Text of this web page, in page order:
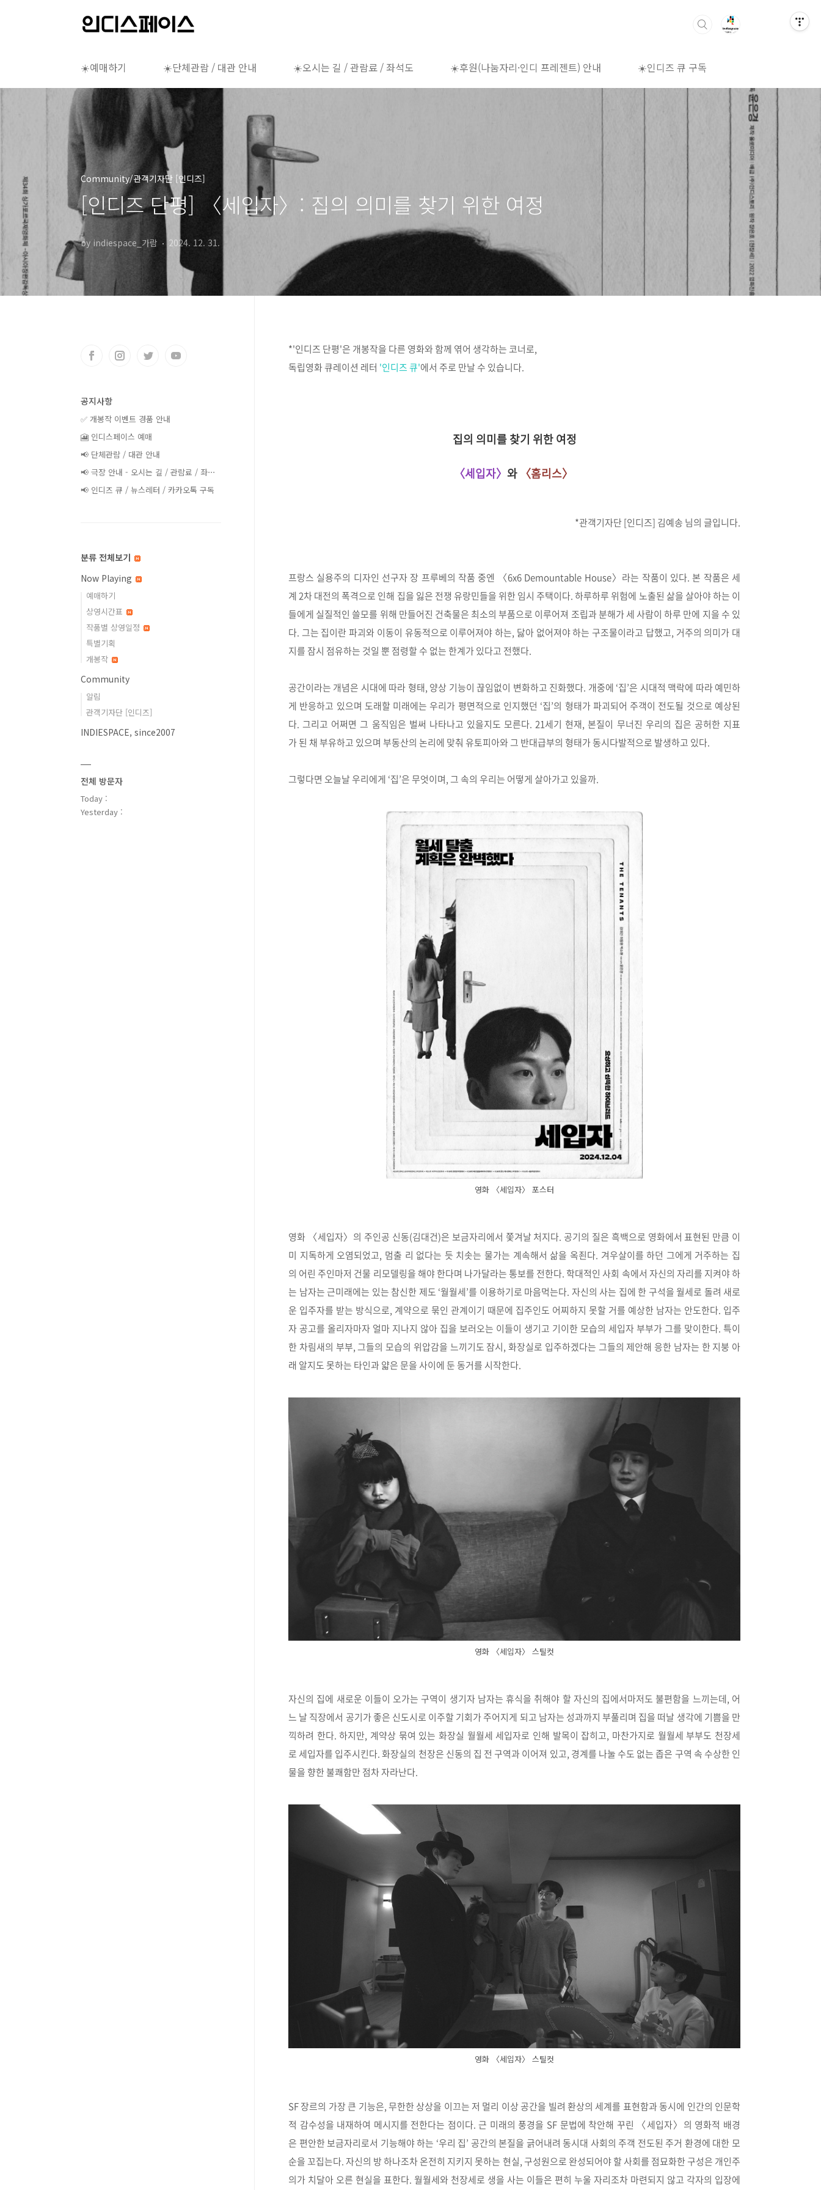
☀️예매하기 ☀️단체관람 / 대관 안내 ☀️오시는 길 / 관람료 / 좌석도 ☀️후원(나눔자리·인디 프레젠트) 안내 ☀️인디즈 큐 구독
Community/관객기자단 [인디즈]
[인디즈 단평] 〈세입자〉: 집의 의미를 찾기 위한 여정
by indiespace_가람 2024. 12. 31.
*'인디즈 단평'은 개봉작을 다른 영화와 함께 엮어 생각하는 코너로,
독립영화 큐레이션 레터 '인디즈 큐'에서 주로 만날 수 있습니다.
집의 의미를 찾기 위한 여정
〈세입자〉 와 〈홈리스〉
*관객기자단 [인디즈] 김예송 님의 글입니다.
프랑스 실용주의 디자인 선구자 장 프루베의 작품 중엔 〈6x6 Demountable House〉라는 작품이 있다. 본 작품은 세
계 2차 대전의 폭격으로 인해 집을 잃은 전쟁 유랑민들을 위한 임시 주택이다. 하루하루 위험에 노출된 삶을 살아야 하는 이
들에게 실질적인 쓸모를 위해 만들어진 건축물은 최소의 부품으로 이루어져 조립과 분해가 세 사람이 하루 만에 지을 수 있
다. 그는 집이란 파괴와 이동이 유동적으로 이루어져야 하는, 닳아 없어져야 하는 구조물이라고 답했고, 거주의 의미가 대
지를 잠시 점유하는 것일 뿐 점령할 수 없는 한계가 있다고 전했다.
공간이라는 개념은 시대에 따라 형태, 양상 기능이 끊임없이 변화하고 진화했다. 개중에 ‘집’은 시대적 맥락에 따라 예민하
게 반응하고 있으며 도래할 미래에는 우리가 평면적으로 인지했던 ‘집’의 형태가 파괴되어 주객이 전도될 것으로 예상된
다. 그리고 어쩌면 그 움직임은 벌써 나타나고 있을지도 모른다. 21세기 현재, 본질이 무너진 우리의 집은 공허한 지표
가 된 채 부유하고 있으며 부동산의 논리에 맞춰 유토피아와 그 반대급부의 형태가 동시다발적으로 발생하고 있다.
그렇다면 오늘날 우리에게 ‘집’은 무엇이며, 그 속의 우리는 어떻게 살아가고 있을까.
영화 〈세입자〉 포스터
영화 〈세입자〉의 주인공 신동(김대건)은 보금자리에서 쫓겨날 처지다. 공기의 질은 흑백으로 영화에서 표현된 만큼 이
미 지독하게 오염되었고, 멈출 리 없다는 듯 치솟는 물가는 계속해서 삶을 옥죈다. 겨우살이를 하던 그에게 거주하는 집
의 어린 주인마저 건물 리모델링을 해야 한다며 나가달라는 통보를 전한다. 학대적인 사회 속에서 자신의 자리를 지켜야 하
는 남자는 근미래에는 있는 참신한 제도 ‘월월세’를 이용하기로 마음먹는다. 자신의 사는 집에 한 구석을 월세로 돌려 새로
운 입주자를 받는 방식으로, 계약으로 묶인 관계이기 때문에 집주인도 어찌하지 못할 거를 예상한 남자는 안도한다. 입주
자 공고를 올리자마자 얼마 지나지 않아 집을 보러오는 이들이 생기고 기이한 모습의 세입자 부부가 그를 맞이한다. 특이
한 차림새의 부부, 그들의 모습의 위압감을 느끼기도 잠시, 화장실로 입주하겠다는 그들의 제안해 응한 남자는 한 지붕 아
래 알지도 못하는 타인과 얇은 문을 사이에 둔 동거를 시작한다.
영화 〈세입자〉 스틸컷
자신의 집에 새로운 이들이 오가는 구역이 생기자 남자는 휴식을 취해야 할 자신의 집에서마저도 불편함을 느끼는데, 어
느 날 직장에서 공기가 좋은 신도시로 이주할 기회가 주어지게 되고 남자는 성과까지 부풀리며 집을 떠날 생각에 기쁨을 만
끽하려 한다. 하지만, 계약상 묶여 있는 화장실 월월세 세입자로 인해 발목이 잡히고, 마찬가지로 월월세 부부도 천장세
로 세입자를 입주시킨다. 화장실의 천장은 신동의 집 전 구역과 이어져 있고, 경계를 나눌 수도 없는 좁은 구역 속 수상한 인
물을 향한 불쾌함만 점차 자라난다.
영화 〈세입자〉 스틸컷
SF 장르의 가장 큰 기능은, 무한한 상상을 이끄는 저 멀리 이상 공간을 빌려 환상의 세계를 표현함과 동시에 인간의 인문학
적 감수성을 내재하여 메시지를 전한다는 점이다. 근 미래의 풍경을 SF 문법에 착안해 꾸린 〈세입자〉의 영화적 배경
은 편안한 보금자리로서 기능해야 하는 ‘우리 집’ 공간의 본질을 긁어내려 동시대 사회의 주객 전도된 주거 환경에 대한 모
순을 꼬집는다. 자신의 방 하나조차 온전히 지키지 못하는 현실, 구성원으로 완성되어야 할 사회를 점묘화한 구성은 개인주
의가 치달아 오른 현실을 표한다. 월월세와 천장세로 생을 사는 이들은 편히 누울 자리조차 마련되지 않고 각자의 입장에
공지사항
✅ 개봉작 이벤트 경품 안내
🎦 인디스페이스 예매
📢 단체관람 / 대관 안내
📢 극장 안내 - 오시는 길 / 관람료 / 좌⋯
📢 인디즈 큐 / 뉴스레터 / 카카오톡 구독
분류 전체보기
Now Playing
예매하기
상영시간표
작품별 상영일정
특별기획
개봉작
Community
알림
관객기자단 [인디즈]
INDIESPACE, since2007
전체 방문자
Today :
Yesterday :